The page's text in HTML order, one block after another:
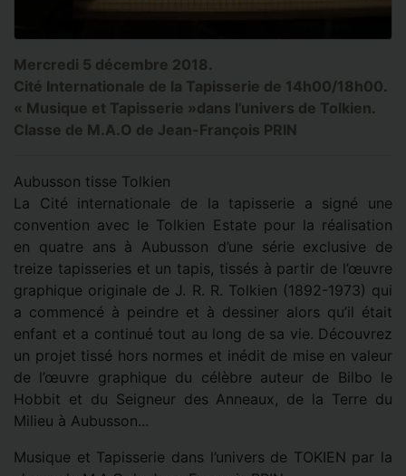
Mercredi 5 décembre 2018.
Cité Internationale de la Tapisserie de 14h00/18h00.
« Musique et Tapisserie »dans l’univers de Tolkien.
Classe de M.A.O de Jean-François PRIN
Aubusson tisse Tolkien
La Cité internationale de la tapisserie a signé une
convention avec le Tolkien Estate pour la réalisation
en quatre ans à Aubusson d’une série exclusive de
treize tapisseries et un tapis, tissés à partir de l’œuvre
graphique originale de J. R. R. Tolkien (1892-1973) qui
a commencé à peindre et à dessiner alors qu’il était
enfant et a continué tout au long de sa vie. Découvrez
un projet tissé hors normes et inédit de mise en valeur
de l’œuvre graphique du célèbre auteur de Bilbo le
Hobbit et du Seigneur des Anneaux, de la Terre du
Milieu à Aubusson...
Musique et Tapisserie dans l’univers de TOKIEN par la